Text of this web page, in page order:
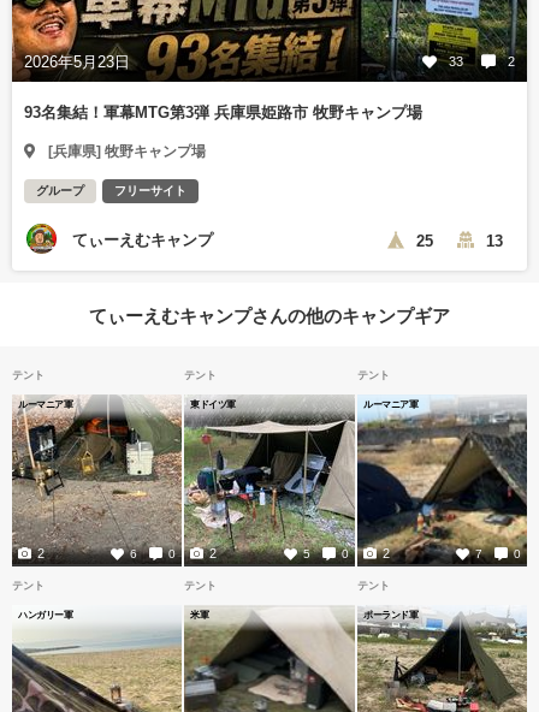
2026年5月23日 33 2
93名集結！軍幕MTG第3弾 兵庫県姫路市 牧野キャンプ場
[兵庫県] 牧野キャンプ場
グループ フリーサイト
てぃーえむキャンプ 25 13
てぃーえむキャンプさんの他のキャンプギア
テント
ルーマニア軍
6 0
2
テント
東ドイツ軍
5 0
2
テント
ルーマニア軍
7 0
2
テント
ハンガリー軍
テント
米軍
テント
ポーランド軍